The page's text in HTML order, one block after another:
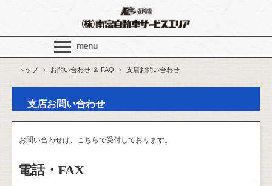
トップ › お問い合わせ ＆ FAQ › 支店お問い合わせ
支店お問い合わせ
お問い合わせは、こちらで受付しております。
電話・FAX